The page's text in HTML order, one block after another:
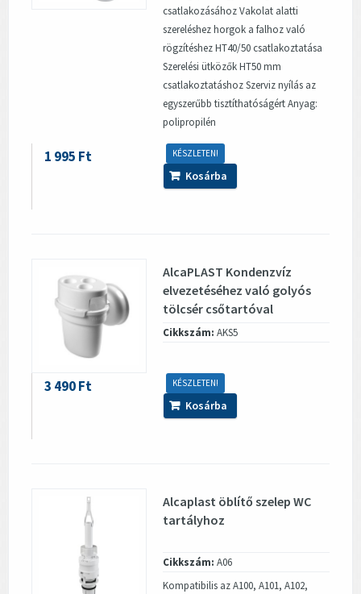
csatlakozásához Vakolat alatti
szereléshez horgok a falhoz való
rögzítéshez HT40/50 csatlakoztatása
Szerelési ütközők HT50 mm
csatlakoztatáshoz Szerviz nyílás az
egyszerűbb tisztíthatóságért Anyag:
polipropilén
KÉSZLETEN!
1 995 Ft
Kosárba
AlcaPLAST Kondenzvíz
elvezetéséhez való golyós
tölcsér csőtartóval
Cikkszám: AKS5
KÉSZLETEN!
3 490 Ft
Kosárba
Alcaplast öblítő szelep WC
tartályhoz
Cikkszám: A06
Kompatibilis az A100, A101, A102,